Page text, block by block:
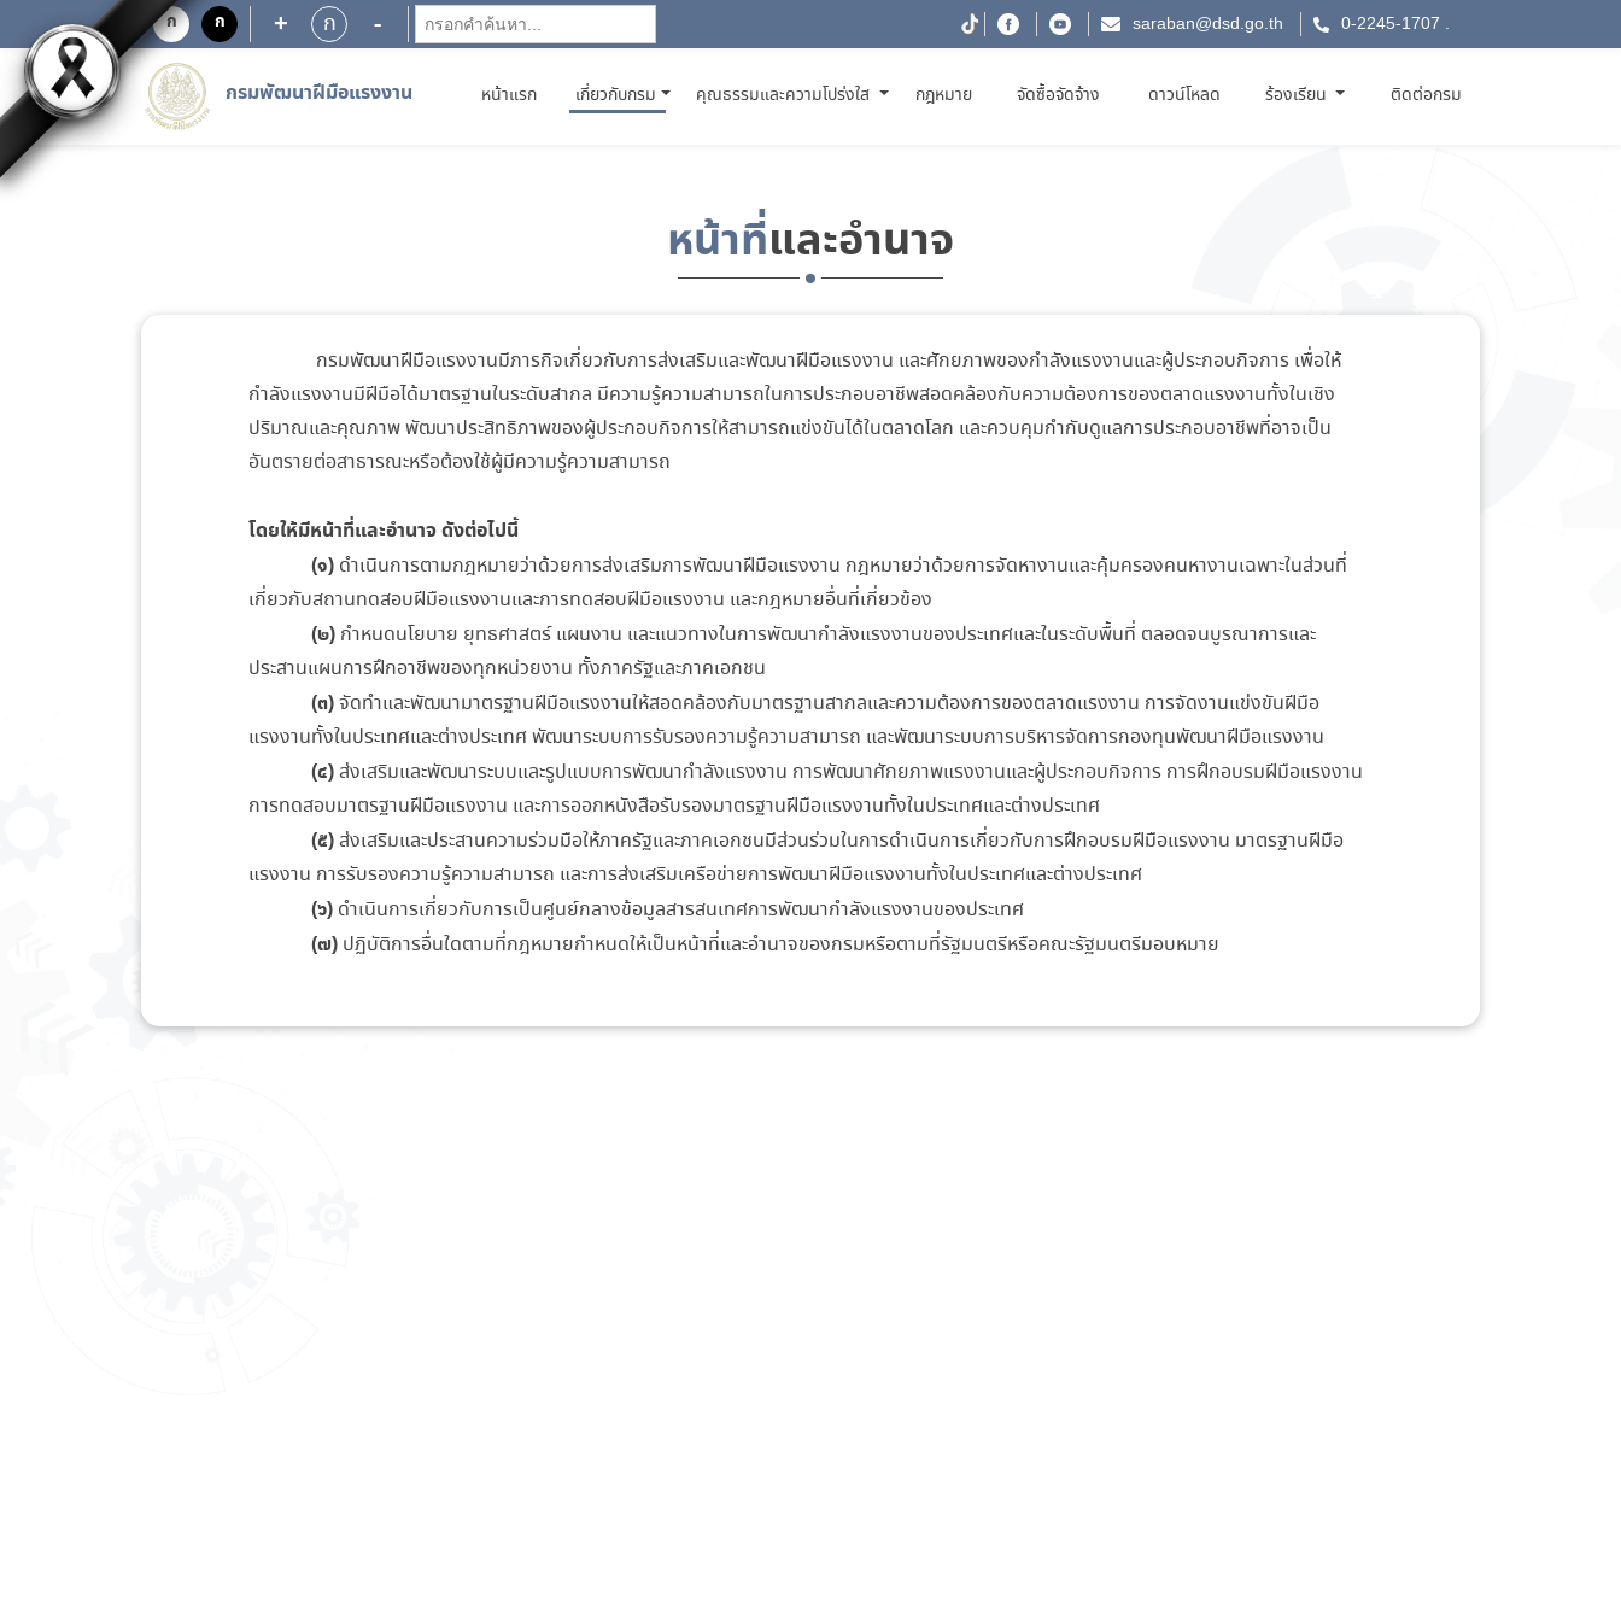
ก ก + ก - saraban@dsd.go.th 0-2245-1707 .
กรมพัฒนาฝีมือแรงงาน หน้าแรก(CURRENT)
เกี่ยวกับกรม คุณธรรมและความโปร่งใส กฎหมาย จัดซื้อจัดจ้าง ดาวน์โหลด ร้องเรียน ติดต่อกรม
หน้าที่และอำนาจ
กรมพัฒนาฝีมือแรงงานมีภารกิจเกี่ยวกับการส่งเสริมและพัฒนาฝีมือแรงงาน และศักยภาพของกำลังแรงงานและผู้ประกอบกิจการ เพื่อให้
กำลังแรงงานมีฝีมือได้มาตรฐานในระดับสากล มีความรู้ความสามารถในการประกอบอาชีพสอดคล้องกับความต้องการของตลาดแรงงานทั้งในเชิง
ปริมาณและคุณภาพ พัฒนาประสิทธิภาพของผู้ประกอบกิจการให้สามารถแข่งขันได้ในตลาดโลก และควบคุมกำกับดูแลการประกอบอาชีพที่อาจเป็น
อันตรายต่อสาธารณะหรือต้องใช้ผู้มีความรู้ความสามารถ
โดยให้มีหน้าที่และอำนาจ ดังต่อไปนี้
(๑)ดำเนินการตามกฎหมายว่าด้วยการส่งเสริมการพัฒนาฝีมือแรงงาน กฎหมายว่าด้วยการจัดหางานและคุ้มครองคนหางานเฉพาะในส่วนที่
เกี่ยวกับสถานทดสอบฝีมือแรงงานและการทดสอบฝีมือแรงงาน และกฎหมายอื่นที่เกี่ยวข้อง
(๒)กำหนดนโยบาย ยุทธศาสตร์ แผนงาน และแนวทางในการพัฒนากำลังแรงงานของประเทศและในระดับพื้นที่ ตลอดจนบูรณาการและ
ประสานแผนการฝึกอาชีพของทุกหน่วยงาน ทั้งภาครัฐและภาคเอกชน
(๓)จัดทำและพัฒนามาตรฐานฝีมือแรงงานให้สอดคล้องกับมาตรฐานสากลและความต้องการของตลาดแรงงาน การจัดงานแข่งขันฝีมือ
แรงงานทั้งในประเทศและต่างประเทศ พัฒนาระบบการรับรองความรู้ความสามารถ และพัฒนาระบบการบริหารจัดการกองทุนพัฒนาฝีมือแรงงาน
(๔)ส่งเสริมและพัฒนาระบบและรูปแบบการพัฒนากำลังแรงงาน การพัฒนาศักยภาพแรงงานและผู้ประกอบกิจการ การฝึกอบรมฝีมือแรงงาน
การทดสอบมาตรฐานฝีมือแรงงาน และการออกหนังสือรับรองมาตรฐานฝีมือแรงงานทั้งในประเทศและต่างประเทศ
(๕)ส่งเสริมและประสานความร่วมมือให้ภาครัฐและภาคเอกชนมีส่วนร่วมในการดำเนินการเกี่ยวกับการฝึกอบรมฝีมือแรงงาน มาตรฐานฝีมือ
แรงงาน การรับรองความรู้ความสามารถ และการส่งเสริมเครือข่ายการพัฒนาฝีมือแรงงานทั้งในประเทศและต่างประเทศ
(๖)ดำเนินการเกี่ยวกับการเป็นศูนย์กลางข้อมูลสารสนเทศการพัฒนากำลังแรงงานของประเทศ
(๗)ปฏิบัติการอื่นใดตามที่กฎหมายกำหนดให้เป็นหน้าที่และอำนาจของกรมหรือตามที่รัฐมนตรีหรือคณะรัฐมนตรีมอบหมาย